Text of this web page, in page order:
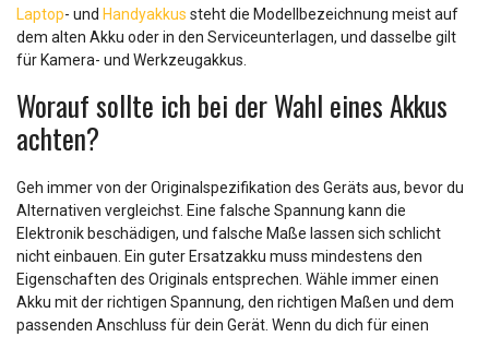
Laptop- und Handyakkus steht die Modellbezeichnung meist auf
dem alten Akku oder in den Serviceunterlagen, und dasselbe gilt
für Kamera- und Werkzeugakkus.
Worauf sollte ich bei der Wahl eines Akkus
achten?
Geh immer von der Originalspezifikation des Geräts aus, bevor du
Alternativen vergleichst. Eine falsche Spannung kann die
Elektronik beschädigen, und falsche Maße lassen sich schlicht
nicht einbauen. Ein guter Ersatzakku muss mindestens den
Eigenschaften des Originals entsprechen. Wähle immer einen
Akku mit der richtigen Spannung, den richtigen Maßen und dem
passenden Anschluss für dein Gerät. Wenn du dich für einen